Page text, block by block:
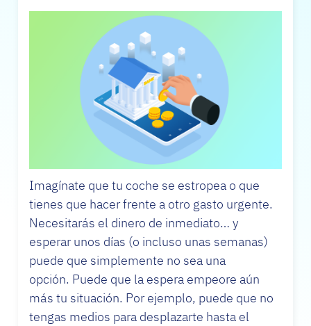
Imagínate que tu coche se estropea o que
tienes que hacer frente a otro gasto urgente.
Necesitarás el dinero de inmediato… y
esperar unos días (o incluso unas semanas)
puede que simplemente no sea una
opción. Puede que la espera empeore aún
más tu situación. Por ejemplo, puede que no
tengas medios para desplazarte hasta el